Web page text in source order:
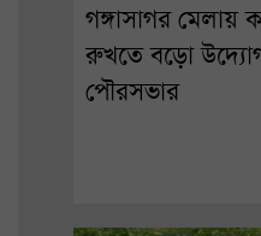
গঙ্গাসাগর মেলায়
রুখতে বড়ো
পৌরসভার